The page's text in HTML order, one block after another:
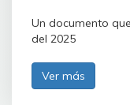
Un documento
del 2025
Ver más